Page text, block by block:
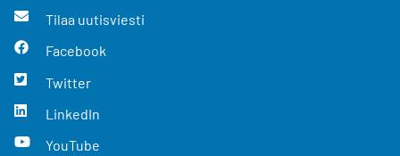
Tilaa uutisviesti
Facebook
Twitter
LinkedIn
YouTube